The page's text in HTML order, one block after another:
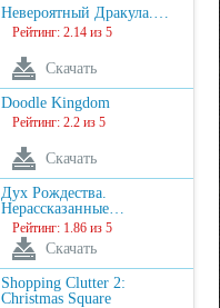
Невероятный Дракула.…
Рейтинг: 2.14 из 5
Скачать
Doodle Kingdom
Рейтинг: 2.2 из 5
Скачать
Дух Рождества.
Нерассказанные…
Рейтинг: 1.86 из 5
Скачать
Shopping Clutter 2:
Christmas Square